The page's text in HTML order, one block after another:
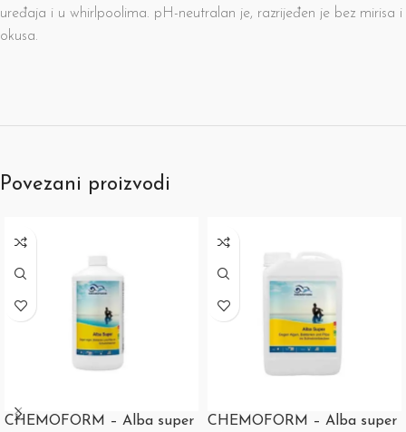
uređaja i u whirlpoolima. pH-neutralan je, razrijeđen je bez mirisa i
okusa.
Povezani proizvodi
CHEMOFORM – Alba super
CHEMOFORM – Alba super